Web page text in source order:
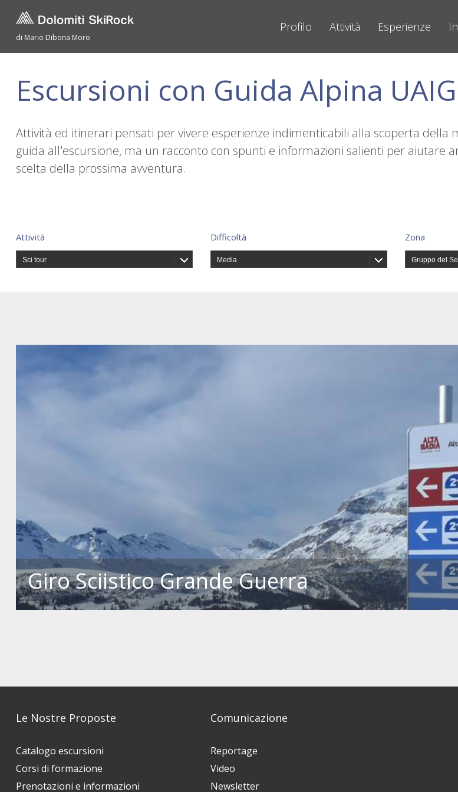
di Mario Dibona Moro
Profilo Attività Esperienze
Escursioni con Guida Alpina
Attività ed itinerari pensati per vivere esperienze indimenticabili alla scoperta della
guida all'escursione, ma un racconto con spunti e informazioni salienti per aiutare
scelta della prossima avventura.
Attività
Sci tour
Difficoltà
Media
Zona
Gruppo del
Giro Sciistico Grande Guerra
Le Nostre Proposte
Catalogo escursioni
Corsi di formazione
Prenotazioni e informazioni
Comunicazione
Reportage
Video
Newsletter